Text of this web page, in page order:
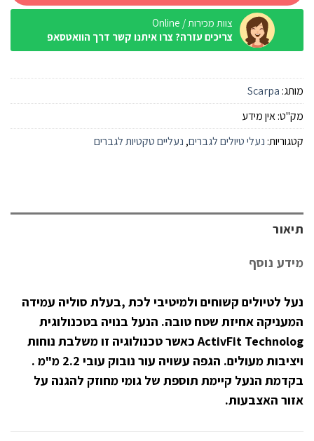
צוות מכירות / Online
צריכים עזרה? צרו איתנו קשר דרך הוואטסאפ
מותג: Scarpa
מק"ט:אין מידע
קטגוריות: נעלי טיולים לגברים, נעליים טקטיות לגברים
תיאור
מידע נוסף
נעל לטיולים קשוחים ולמיטיבי לכת ,בעלת סוליה עמידה
המעניקה אחיזת שטח טובה. הנעל בנויה בטכנולוגית
ActivFit Technolog כאשר טכנולוגיה זו משלבת נוחות
ויציבות מעולים. הגפה עשויה עור נובוק עובי 2.2 מ"מ .
בקדמת הנעל קיימת תוספת של גומי מחוזק להגנה על
אזור האצבעות.